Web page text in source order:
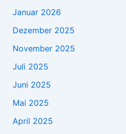
Januar 2026
Dezember 2025
November 2025
Juli 2025
Juni 2025
Mai 2025
April 2025